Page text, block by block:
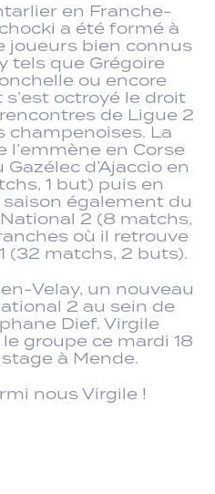
en Franche-
a été formé à
joueurs bien connus
tels que Grégoire
ou encore
octroyé le droit
de Ligue 2
champenoises. La
l’emmène en Corse
d’Ajaccio en
1 but) puis en
également du
2 (8 matchs,
où il retrouve
(32 matchs, 2 buts).
Velay, un nouveau
2 au sein de
Dief. Virgile
groupe ce mardi 18
à Mende.
nous Virgile !